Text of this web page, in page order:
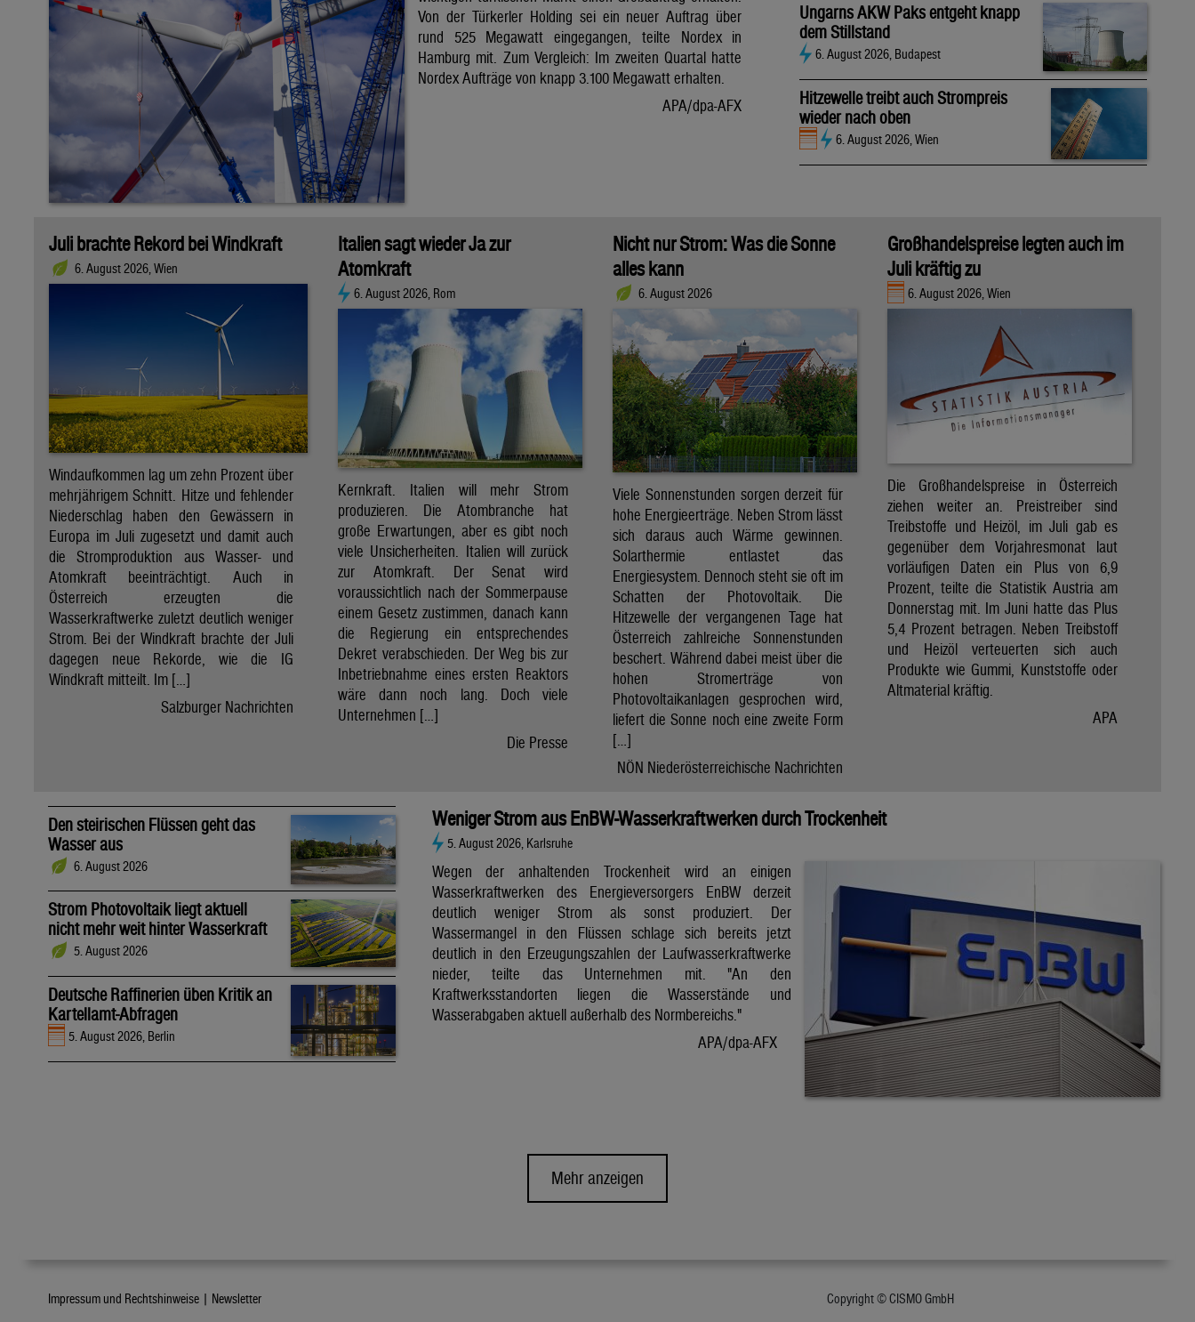
Von der Türkerler Holding sei ein neuer Auftrag über
rund 525 Megawatt eingegangen, teilte Nordex in
Hamburg mit. Zum Vergleich: Im zweiten Quartal hatte
Nordex Aufträge von knapp 3.100 Megawatt erhalten.
APA/dpa-AFX
Ungarns AKW Paks entgeht knapp
dem Stillstand
6. August 2026, Budapest
Hitzewelle treibt auch Strompreis
wieder nach oben
6. August 2026, Wien
Juli brachte Rekord bei Windkraft
6. August 2026, Wien
Windaufkommen lag um zehn Prozent über
mehrjährigem Schnitt. Hitze und fehlender
Niederschlag haben den Gewässern in
Europa im Juli zugesetzt und damit auch
die Stromproduktion aus Wasser- und
Atomkraft beeinträchtigt. Auch in
Österreich erzeugten die
Wasserkraftwerke zuletzt deutlich weniger
Strom. Bei der Windkraft brachte der Juli
dagegen neue Rekorde, wie die IG
Windkraft mitteilt. Im […]
Salzburger Nachrichten
Italien sagt wieder Ja zur
Atomkraft
6. August 2026, Rom
Kernkraft. Italien will mehr Strom
produzieren. Die Atombranche hat
große Erwartungen, aber es gibt noch
viele Unsicherheiten. Italien will zurück
zur Atomkraft. Der Senat wird
voraussichtlich nach der Sommerpause
einem Gesetz zustimmen, danach kann
die Regierung ein entsprechendes
Dekret verabschieden. Der Weg bis zur
Inbetriebnahme eines ersten Reaktors
wäre dann noch lang. Doch viele
Unternehmen […]
Die Presse
Nicht nur Strom: Was die Sonne
alles kann
6. August 2026
Viele Sonnenstunden sorgen derzeit für
hohe Energieerträge. Neben Strom lässt
sich daraus auch Wärme gewinnen.
Solarthermie entlastet das
Energiesystem. Dennoch steht sie oft im
Schatten der Photovoltaik. Die
Hitzewelle der vergangenen Tage hat
Österreich zahlreiche Sonnenstunden
beschert. Während dabei meist über die
hohen Stromerträge von
Photovoltaikanlagen gesprochen wird,
liefert die Sonne noch eine zweite Form
[…]
NÖN Niederösterreichische Nachrichten
Großhandelspreise legten auch im
Juli kräftig zu
6. August 2026, Wien
Die Großhandelspreise in Österreich
ziehen weiter an. Preistreiber sind
Treibstoffe und Heizöl, im Juli gab es
gegenüber dem Vorjahresmonat laut
vorläufigen Daten ein Plus von 6,9
Prozent, teilte die Statistik Austria am
Donnerstag mit. Im Juni hatte das Plus
5,4 Prozent betragen. Neben Treibstoff
und Heizöl verteuerten sich auch
Produkte wie Gummi, Kunststoffe oder
Altmaterial kräftig.
APA
Den steirischen Flüssen geht das
Wasser aus
6. August 2026
Strom Photovoltaik liegt aktuell
nicht mehr weit hinter Wasserkraft
5. August 2026
Deutsche Raffinerien üben Kritik an
Kartellamt-Abfragen
5. August 2026, Berlin
Weniger Strom aus EnBW-Wasserkraftwerken durch Trockenheit
5. August 2026, Karlsruhe
Wegen der anhaltenden Trockenheit wird an einigen
Wasserkraftwerken des Energieversorgers EnBW derzeit
deutlich weniger Strom als sonst produziert. Der
Wassermangel in den Flüssen schlage sich bereits jetzt
deutlich in den Erzeugungszahlen der Laufwasserkraftwerke
nieder, teilte das Unternehmen mit. "An den
Kraftwerksstandorten liegen die Wasserstände und
Wasserabgaben aktuell außerhalb des Normbereichs."
APA/dpa-AFX
Mehr anzeigen
Impressum und Rechtshinweise | Newsletter Copyright © CISMO GmbH